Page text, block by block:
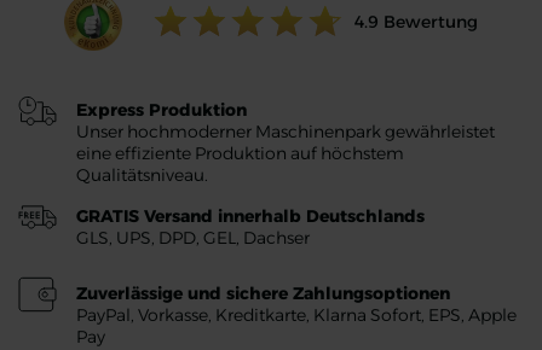
Ratings value:
4.9 Bewertung
Express Produktion
Unser hochmoderner Maschinenpark gewährleistet
eine effiziente Produktion auf höchstem
Qualitätsniveau.
GRATIS Versand innerhalb Deutschlands
GLS, UPS, DPD, GEL, Dachser
Zuverlässige und sichere Zahlungsoptionen
PayPal, Vorkasse, Kreditkarte, Klarna Sofort, EPS, Apple
Pay